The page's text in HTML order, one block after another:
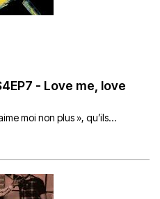
- Love me, love
moi non plus », qu’ils...